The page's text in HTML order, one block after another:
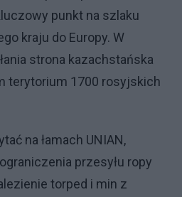
punkt na szlaku
kraju do Europy. W
strona kazachstańska
terytorium 1700 rosyjskich
na łamach UNIAN,
przesyłu ropy
torped i min z